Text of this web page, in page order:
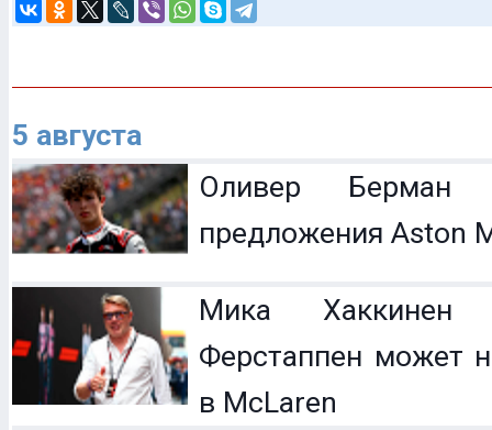
5 августа
Оливер Берман
предложения Aston
Мика Хаккинен
Ферстаппен может
в McLaren